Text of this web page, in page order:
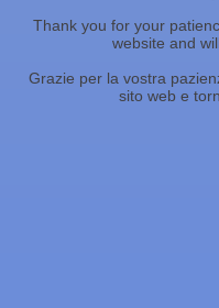
Thank you for your
website and
Grazie per la vostra
sito web e